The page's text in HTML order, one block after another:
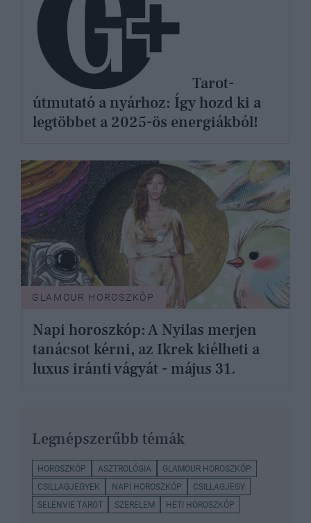
Tarot-
útmutató a nyárhoz: Így hozd ki a
legtöbbet a 2025-ös energiákból!
GLAMOUR HOROSZKÓP
Napi horoszkóp: A Nyilas merjen
tanácsot kérni, az Ikrek kiélheti a
luxus iránti vágyát - május 31.
Legnépszerűbb témák
HOROSZKÓP ASZTROLÓGIA
GLAMOUR HOROSZKÓP
CSILLAGJEGYEK
NAPI HOROSZKÓP
CSILLAGJEGY
SELENVIE TAROT
SZERELEM HETI HOROSZKÓP